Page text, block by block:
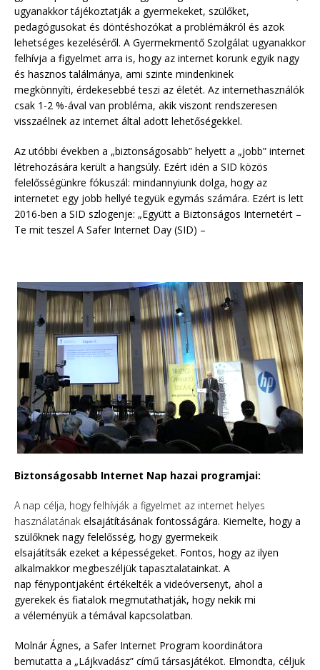
ugyanakkor tájékoztatják a gyermekeket, szülőket,
pedagógusokat és döntéshozókat a problémákról és azok
lehetséges kezeléséről. A Gyermekmentő Szolgálat ugyanakkor
felhívja a figyelmet arra is, hogy az internet korunk egyik nagy
és hasznos találmánya, ami szinte mindenkinek
megkönnyíti, érdekesebbé teszi az életét. Az internethasználók
csak 1-2 %-ával van probléma, akik viszont rendszeresen
visszaélnek az internet által adott lehetőségekkel.
Az utóbbi években a „biztonságosabb” helyett a „jobb” internet
létrehozására került a hangsúly. Ezért idén a SID közös
felelősségünkre fókuszál: mindannyiunk dolga, hogy az
internetet egy jobb hellyé tegyük egymás számára. Ezért is lett
2016-ben a SID szlogenje: „Együtt a Biztonságos Internetért –
Te mit teszel A Safer Internet Day (SID) –
Biztonságosabb Internet Nap hazai programjai:
A nap célja, hogy felhívják a figyelmet az internet helyes
használatának elsajátításának fontosságára. Kiemelte, hogy a
szülőknek nagy felelősség, hogy gyermekeik
elsajátítsák ezeket a képességeket. Fontos, hogy az ilyen
alkalmakkor megbeszéljük tapasztalatainkat. A
nap fénypontjaként értékelték a videóversenyt, ahol a
gyerekek és fiatalok megmutathatják, hogy nekik mi
a véleményük a témával kapcsolatban.
Molnár Ágnes, a Safer Internet Program koordinátora
bemutatta a „Lájkvadász” című társasjátékot. Elmondta, céljuk